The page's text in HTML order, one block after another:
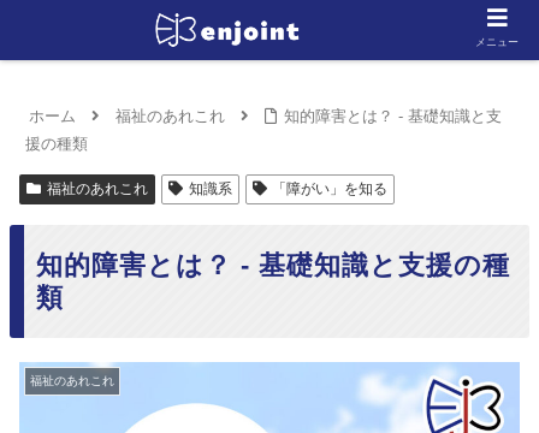
ホーム 福祉のあれこれ
知的障害とは？ - 基礎知識と支
援の種類
福祉のあれこれ 知識系 「障がい」を知る
知的障害とは？ - 基礎知識と支援の種
類
福祉のあれこれ
メニュー